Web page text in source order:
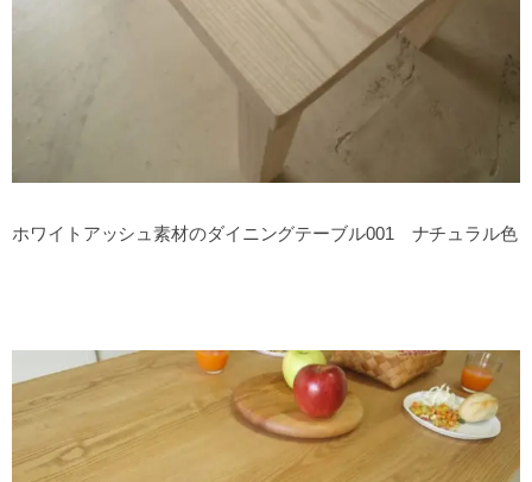
ホワイトアッシュ素材のダイニングテーブル001 ナチュラル色